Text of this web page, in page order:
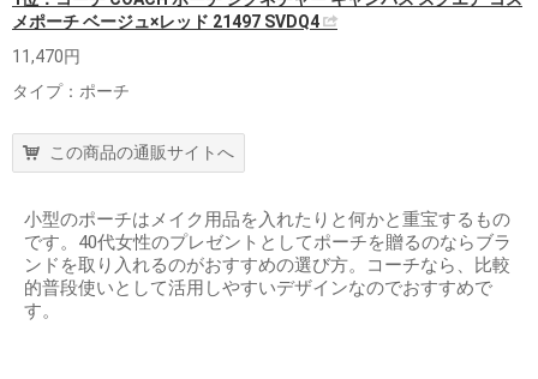
メポーチ ベージュ×レッド 21497 SVDQ4
11,470円
タイプ：ポーチ
この商品の通販サイトへ
小型のポーチはメイク用品を入れたりと何かと重宝するもの
です。40代女性のプレゼントとしてポーチを贈るのならブラ
ンドを取り入れるのがおすすめの選び方。コーチなら、比較
的普段使いとして活用しやすいデザインなのでおすすめで
す。